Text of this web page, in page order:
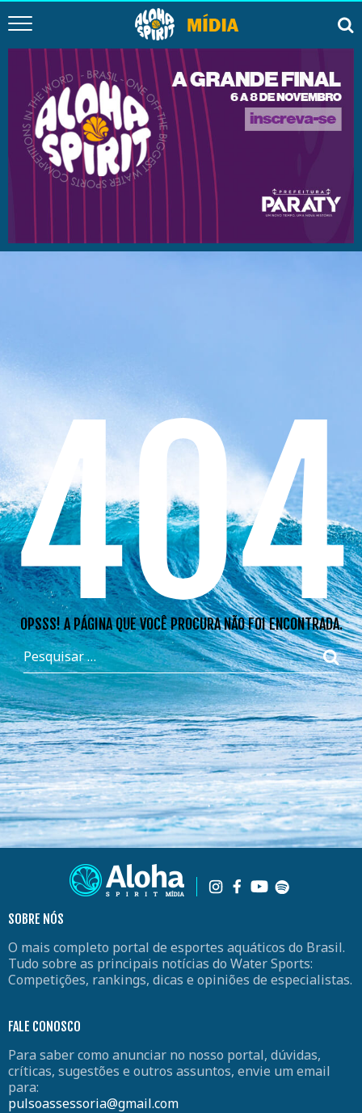
404
OPSSS! A PÁGINA QUE VOCÊ PROCURA NÃO FOI ENCONTRADA.
SOBRE NÓS
O mais completo portal de esportes aquáticos do Brasil.
Tudo sobre as principais notícias do Water Sports:
Competições, rankings, dicas e opiniões de especialistas.
FALE CONOSCO
Para saber como anunciar no nosso portal, dúvidas,
críticas, sugestões e outros assuntos, envie um email
para:
pulsoassessoria@gmail.com